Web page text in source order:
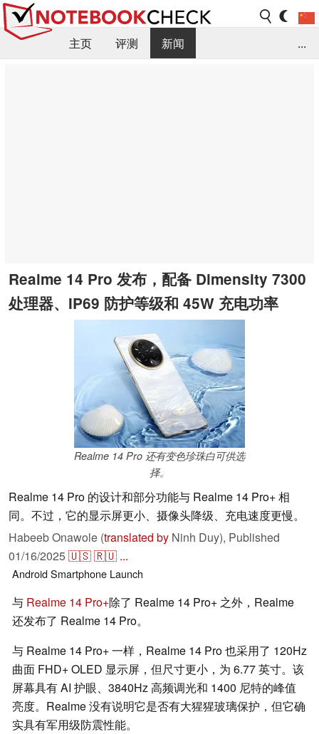
主页 评测
新闻
...
Realme 14 Pro 发布，配备 Dimensity 7300
处理器、IP69 防护等级和 45W 充电功率
Realme 14 Pro 还有变色珍珠白可供选
择。
Realme 14 Pro 的设计和部分功能与 Realme 14 Pro+ 相
同。不过，它的显示屏更小、摄像头降级、充电速度更慢。
Habeeb Onawole (translated by Ninh Duy), Published
01/16/2025🇺🇸🇷🇺 ...
AndroidSmartphone Launch
与 Realme 14 Pro+除了 Realme 14 Pro+ 之外，Realme
还发布了 Realme 14 Pro。
与 Realme 14 Pro+ 一样，Realme 14 Pro 也采用了 120Hz
曲面 FHD+ OLED 显示屏，但尺寸更小，为 6.77 英寸。该
屏幕具有 AI 护眼、3840Hz 高频调光和 1400 尼特的峰值
亮度。Realme 没有说明它是否有大猩猩玻璃保护，但它确
实具有军用级防震性能。